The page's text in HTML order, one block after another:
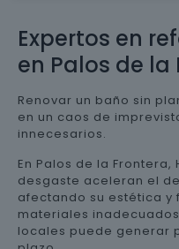
Expertos en
en Palos de la
Renovar un baño sin
en un caos de
innecesarios.
En Palos de la
desgaste aceleran el
afectando su estética y
materiales
locales puede generar